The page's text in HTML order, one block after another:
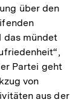
über den
das mündet
Partei geht
von
aus der